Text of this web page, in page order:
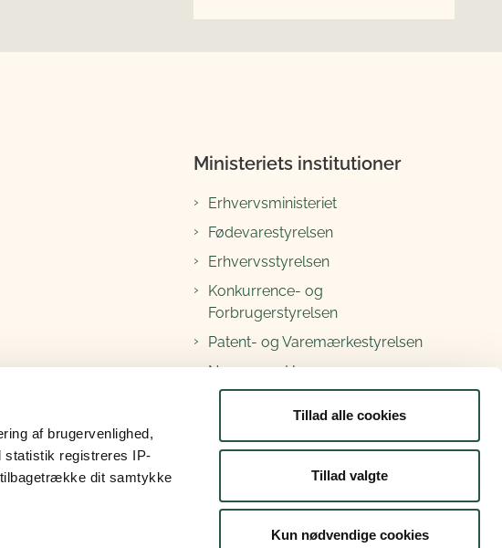
af brugervenlighed,
statistik registreres IP-
dit samtykke
Tillad alle cookies
Tillad valgte
Kun nødvendige cookies
Ministeriets institutioner
Erhvervsministeriet
Fødevarestyrelsen
Erhvervsstyrelsen
Konkurrence- og
Forbrugerstyrelsen
Patent- og Varemærkestyrelsen
Nævnenes Hus
Kontakt Plantefonden